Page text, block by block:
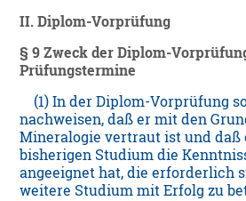
II. Diplom-Vorprüfung
§ 9 Zweck der Diplom-
Prüfungstermine
(1) In der Diplom-Vorprüfung
nachweisen, daß er mit den
Mineralogie vertraut ist und daß
bisherigen Studium die
angeeignet hat, die erforderlich
weitere Studium mit Erfolg zu